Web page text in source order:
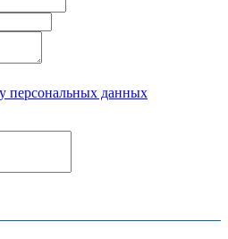
персональных данных